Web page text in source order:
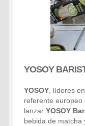
YOSOY
YOSOY, líderes
referente
lanzarYOSOY
bebida de matcha